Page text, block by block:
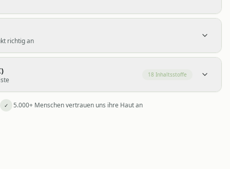
richtig an
18 Inhaltsstoffe
✓ 5.000+ Menschen vertrauen uns ihre Haut an